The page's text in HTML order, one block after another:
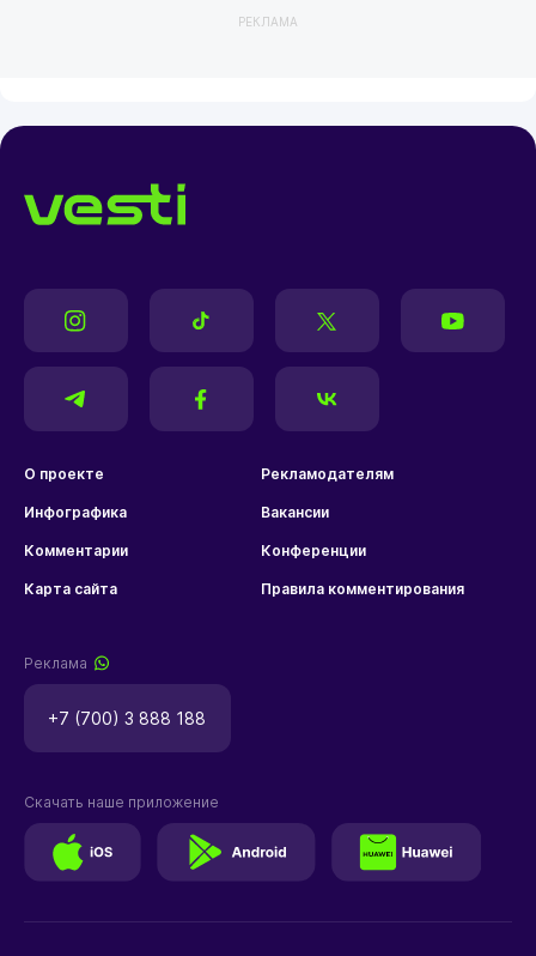
РЕКЛАМА
О проекте Рекламодателям
Инфографика Вакансии
Комментарии Конференции
Карта сайта Правила комментирования
Реклама
+7 (700) 3 888 188
Скачать наше приложение